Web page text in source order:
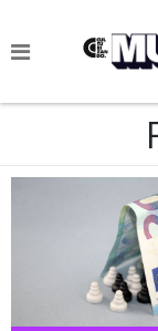
NOTICIAS
CIENCIA Y
SOCIEDAD